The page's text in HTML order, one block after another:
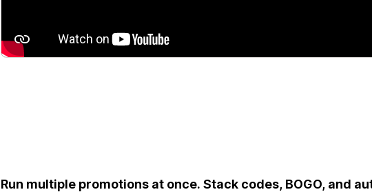
Run multiple promotions at once. Stack codes, BOGO, and